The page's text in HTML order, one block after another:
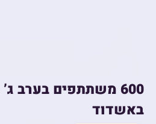
600 משתתפים בערב
באשדוד